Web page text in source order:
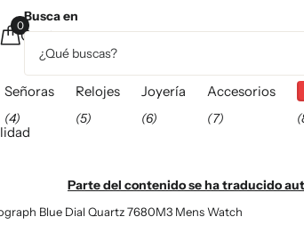
Busca en
Cesta
0
Señoras
(4)
Relojes
(5)
Joyería
(6)
Accesorios
(7)
Parte del contenido se ha traducido
Blue Dial Quartz 7680M3 Mens Watch